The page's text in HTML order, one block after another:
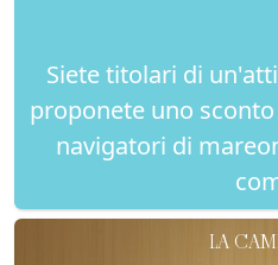
Siete titolari di
proponete uno
navigatori di
LA